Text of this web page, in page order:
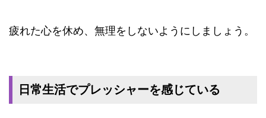
疲れた心を休め、無理をしないようにしましょう。
日常生活でプレッシャーを感じている